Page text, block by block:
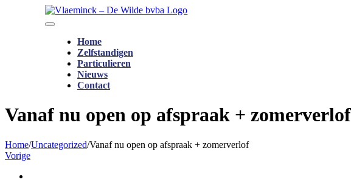
Toggle
NavigationHome
Zelfstandigen
Particulieren
Nieuws
Contact
Vanaf nu open op afspraak + zomerverlof
Home/Uncategorized/Vanaf nu open op afspraak + zomerverlof
Vorige